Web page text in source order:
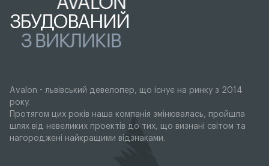
ЗБУДОВАНИЙ
З ВИКЛИКІВ
Avalon - львівський девелопер, що існує на ринку з 2014
року.
Протягом цих років наша компанія змінювалась, пройшла
шлях від невеликих проектів до тих, що визнані світом та
нагороджені найкращими відзнаками.